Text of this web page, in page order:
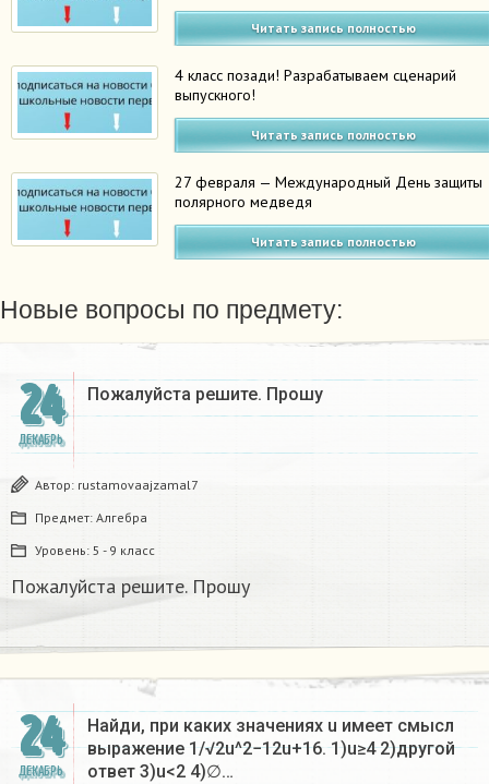
Читать запись полностью
4 класс позади! Разрабатываем сценарий
выпускного!
Читать запись полностью
27 февраля — Международный День защиты
полярного медведя
Читать запись полностью
Новые вопросы по предмету:
24
ДЕКАБРЬ
Пожалуйста решите. Прошу
Автор: rustamovaajzamal7
Предмет: Алгебра
Уровень: 5 - 9 класс
Пожалуйста решите. Прошу
24
ДЕКАБРЬ
Найди, при каких значениях u имеет смысл
выражение 1/√2u^2−12u+16. 1)u≥4 2)другой
ответ 3)u<2 4)∅…